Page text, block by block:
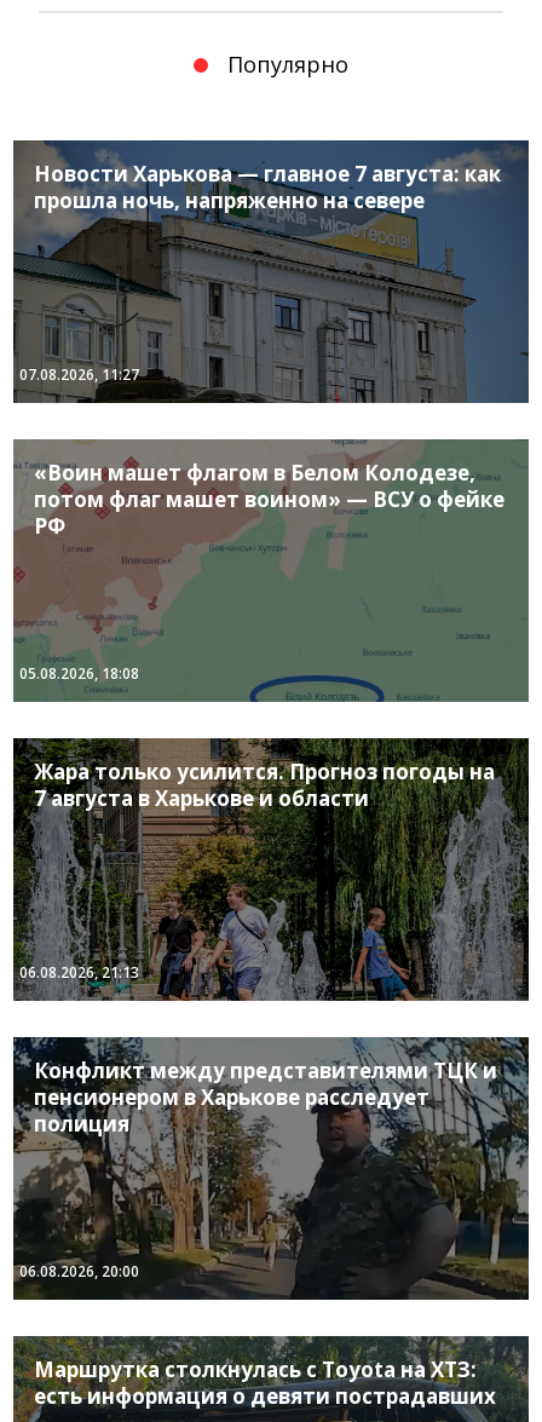
Популярно
Новости Харькова — главное 7 августа: как
прошла ночь, напряженно на севере
07.08.2026, 11:27
«Воин машет флагом в Белом Колодезе,
потом флаг машет воином» — ВСУ о фейке
РФ
05.08.2026, 18:08
Жара только усилится. Прогноз погоды на
7 августа в Харькове и области
06.08.2026, 21:13
Конфликт между представителями ТЦК и
пенсионером в Харькове расследует
полиция
06.08.2026, 20:00
Маршрутка столкнулась с Toyota на ХТЗ:
есть информация о девяти пострадавших